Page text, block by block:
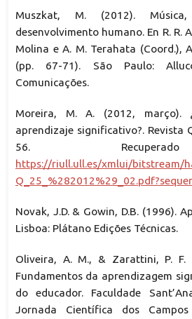
Muszkat, M. (2012).
desenvolvimento humano. En R. R.
Molina e A. M. Terahata (Coord.),
(pp. 67-71). São Paulo:
Comunicações.
Moreira, M. A. (2012, março).
aprendizaje significativo?. Revista
56.
https://riull.ull.es/xmlui/bitstream/
Novak, J.D. & Gowin, D.B. (1996).
Lisboa: Plátano Edições Técnicas.
Oliveira, A. M., & Zarattini, P. F.
Fundamentos da aprendizagem
do educador. Faculdade
Jornada Científica dos